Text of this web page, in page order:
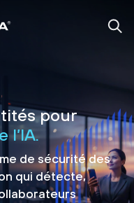
pour
l’IA.
de sécuritédes
qui détecte,